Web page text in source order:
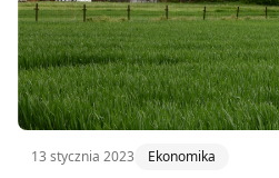
13 stycznia 2023 Ekonomika